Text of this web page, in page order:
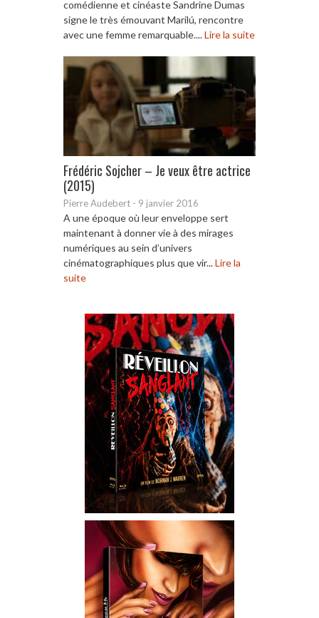
comédienne et cinéaste Sandrine Dumas
signe le très émouvant Marilú, rencontre
avec une femme remarquable....Lire la suite
Frédéric Sojcher – Je veux être actrice
(2015)
Pierre Audebert - 9 janvier 2016
A une époque où leur enveloppe sert
maintenant à donner vie à des mirages
numériques au sein d’univers
cinématographiques plus que vir...Lire la
suite